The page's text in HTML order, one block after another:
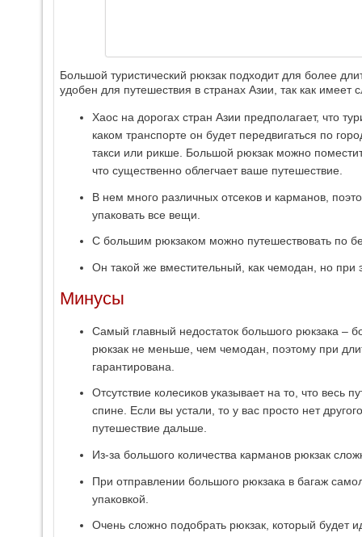
Большой туристический рюкзак подходит для более
удобен для путешествия в странах Азии, так как
Хаос на дорогах стран Азии предполагает, что
каком транспорте он будет передвигаться по
такси или рикше. Большой рюкзак можно
что существенно облегчает ваше путешествие.
В нем много различных отсеков и карманов,
упаковать все вещи.
С большим рюкзаком можно путешествовать по
Он такой же вместительный, как чемодан, но
Минусы
Самый главный недостаток большого рюкзака –
рюкзак не меньше, чем чемодан, поэтому при
гарантирована.
Отсутствие колесиков указывает на то, что весь
спине. Если вы устали, то у вас просто нет
путешествие дальше.
Из-за большого количества карманов рюкзак
При отправлении большого рюкзака в багаж
упаковкой.
Очень сложно подобрать рюкзак, который будет